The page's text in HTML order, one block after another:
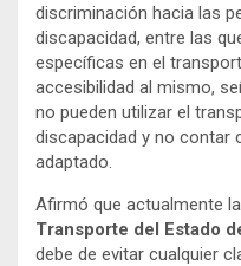
discriminación hacia las
discapacidad, entre las
específicas en el
accesibilidad al mismo,
no pueden utilizar el
discapacidad y no contar
adaptado.
Afirmó que actualmente la
Transporte del Estado
debe de evitar cualquier